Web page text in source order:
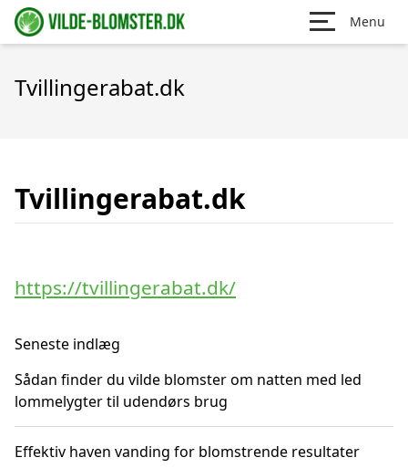
Menu
Tvillingerabat.dk
Tvillingerabat.dk
https://tvillingerabat.dk/
Seneste indlæg
Sådan finder du vilde blomster om natten med led
lommelygter til udendørs brug
Effektiv haven vanding for blomstrende resultater